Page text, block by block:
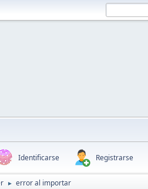
Identificarse Registrarse
► error al importar